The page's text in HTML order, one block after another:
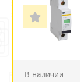
В наличии